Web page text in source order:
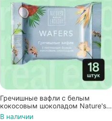
Гречишные вафли с белым
кокосовым шоколадом Nature's
own Factory, 18 штук по 20 г
В наличии